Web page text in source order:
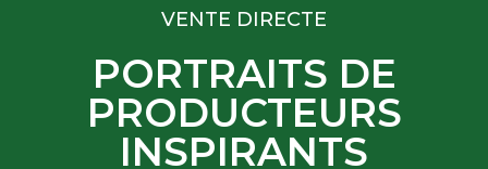
VENTE DIRECTE
PORTRAITS DE
PRODUCTEURS
INSPIRANTS